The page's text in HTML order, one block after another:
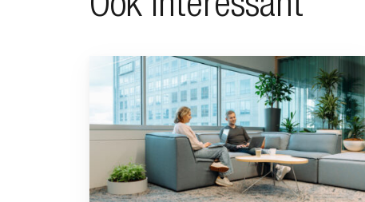
Ook interessant
Ga naar “Waarom pensioen een financiële